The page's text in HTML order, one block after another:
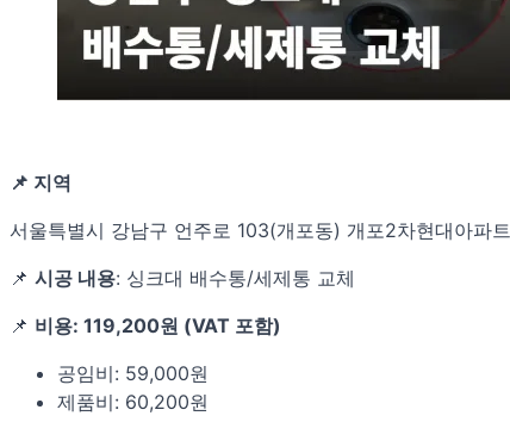
📌 지역
서울특별시 강남구 언주로 103(개포동) 개포2차현대아파트
📌 시공 내용: 싱크대 배수통/세제통 교체
📌 비용: 119,200원 (VAT 포함)
공임비: 59,000원
제품비: 60,200원